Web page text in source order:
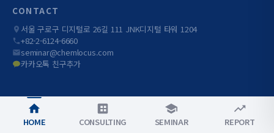
HOME CONSULTING SEMINAR REPORT
CONTACT
서울 구로구 디지털로 26길 111 JNK디지털 타워 1204
+82-2-6124-6660
seminar@chemlocus.com
카카오톡 친구추가